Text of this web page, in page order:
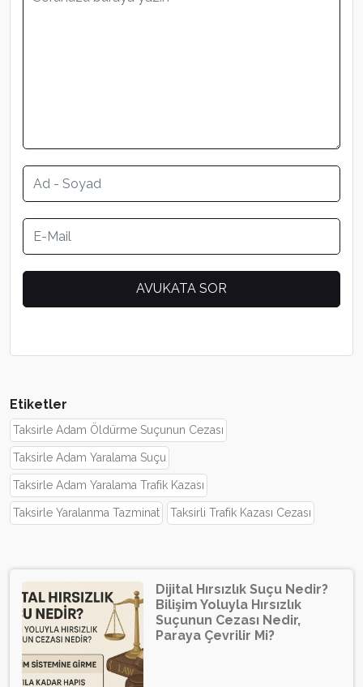
Etiketler
Taksirle Adam Öldürme Suçunun Cezası
Taksirle Adam Yaralama Suçu
Taksirle Adam Yaralama Trafik Kazası
Taksirle Yaralanma Tazminat Taksirli Trafik Kazası Cezası
Dijital Hırsızlık Suçu Nedir?
Bilişim Yoluyla Hırsızlık
Suçunun Cezası Nedir,
Paraya Çevrilir Mi?